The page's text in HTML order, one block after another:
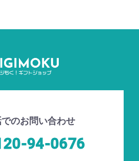
のお問い合わせ
94-0676